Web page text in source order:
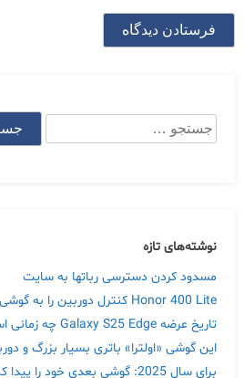
جستجو
برای:
نوشته‌های تازه
مسدود کردن دسترسی رباتها به سایت
Honor 400 Lite کنترل دوربین را به گوشی‌های اقتصادی می‌آورد.
تاریخ عرضه Galaxy S25 Edge چه زمانی است
این گوشی «اولترا» باتری بسیار بزرگ و
برای سال 2025: گوشی بعدی خود را پیدا کنید